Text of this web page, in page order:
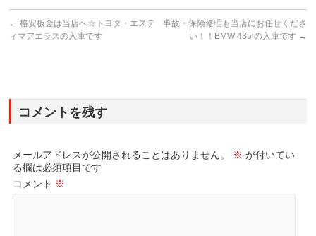
← 格安板金は当店へ☆トヨタ・エステ
ィマアエラスの入庫です
事故・保険修理も当店にお任せくださ
い！！BMW 435iの入庫です →
コメントを残す
メールアドレスが公開されることはありません。 ※ が付いてい
る欄は必須項目です
コメント ※